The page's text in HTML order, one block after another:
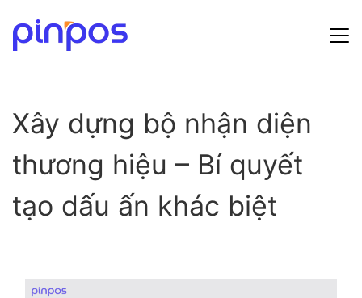
Bảng giá
Xây dựng bộ nhận diện
thương hiệu – Bí quyết
tạo dấu ấn khác biệt